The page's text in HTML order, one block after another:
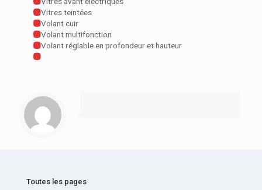
Vitres teintées
Volant cuir
Volant multifonction
Volant réglable en profondeur et hauteur
Toutes les pages